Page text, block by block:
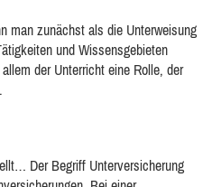
man zunächst als die Unterweisung
und Wissensgebieten
der Unterricht eine Rolle, der
Der Begriff Unterversicherung